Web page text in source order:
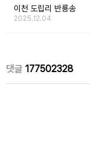
이천 도립리 반룡송
2025.12.04
댓글 177502328